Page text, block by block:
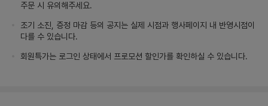
주문 시 유의해주세요.
조기 소진, 증정 마감 등의 공지는 실제 시점과 행사페이지 내 반영시점이
다를 수 있습니다.
회원특가는 로그인 상태에서 프로모션 할인가를 확인하실 수 있습니다.